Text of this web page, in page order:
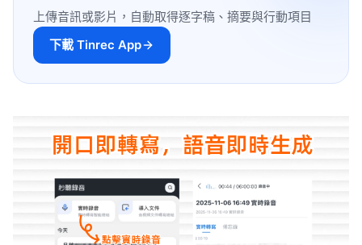
上傳音訊或影片，自動取得逐字稿、摘要與行動項目
下載 Tinrec App